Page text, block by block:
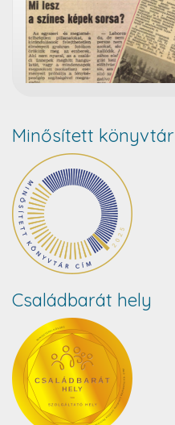
Minősített könyvtár
Családbarát hely